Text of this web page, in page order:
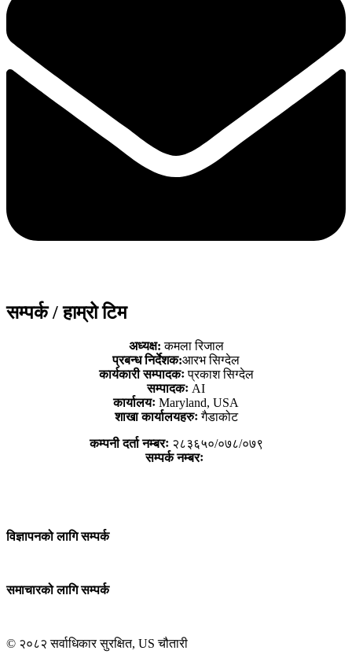
सम्पर्क / हाम्रो टिम
अध्यक्ष:कमला रिजाल
प्रबन्ध निर्देशक:आरभ सिग्देल
कार्यकारी सम्पादकःप्रकाश सिग्देल
सम्पादकः AI
कार्यालयः Maryland, USA
शाखा कार्यालयहरुःगैडाकोट
कम्पनी दर्ता नम्बरः२८३६५०/०७८/०७९
सम्पर्क नम्बरः
विज्ञापनको लागि सम्पर्क
समाचारको लागि सम्पर्क
© २०८२ सर्वाधिकार सुरक्षित, US चौतारी